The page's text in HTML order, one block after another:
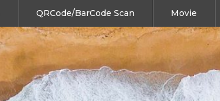
QRCode/BarCode Scan Movie